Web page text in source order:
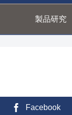
製品研究
Facebook